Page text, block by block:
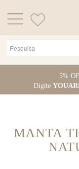
o
5%
Digite
MANTA